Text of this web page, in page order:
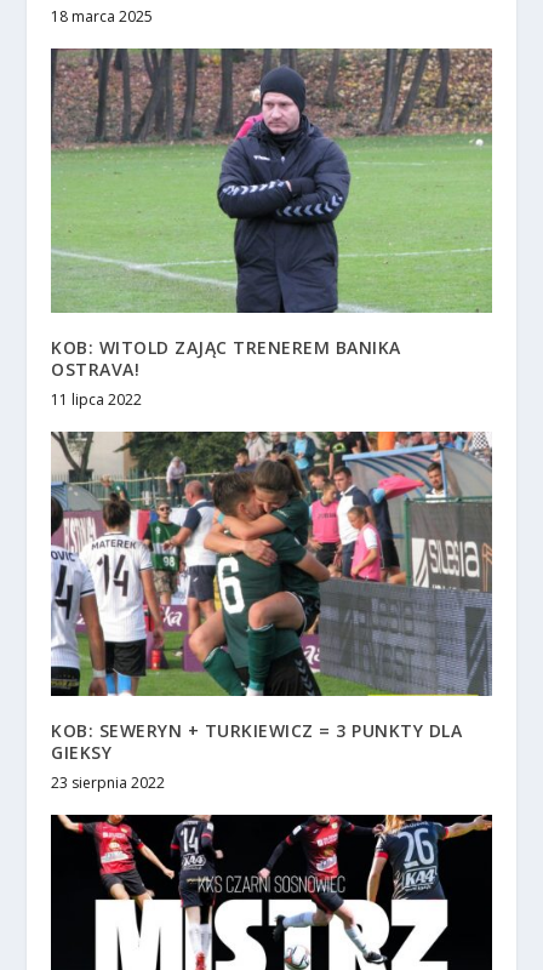
18 marca 2025
KOB: WITOLD ZAJĄC TRENEREM BANIKA
OSTRAVA!
11 lipca 2022
KOB: SEWERYN + TURKIEWICZ = 3 PUNKTY DLA
GIEKSY
23 sierpnia 2022